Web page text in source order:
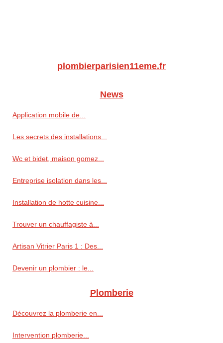
plombierparisien11eme.fr
News
Application mobile de...
Les secrets des installations...
Wc et bidet, maison gomez...
Entreprise isolation dans les...
Installation de hotte cuisine...
Trouver un chauffagiste à...
Artisan Vitrier Paris 1 : Des...
Devenir un plombier : le...
Plomberie
Découvrez la plomberie en...
Intervention plomberie...